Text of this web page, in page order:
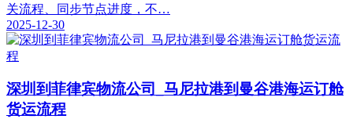
关流程、同步节点进度，不…
2025-12-30
深圳到菲律宾物流公司_马尼拉港到曼谷港海运订舱
货运流程